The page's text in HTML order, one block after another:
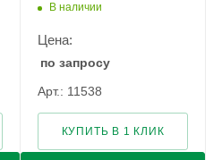
В наличии
Цена:
по запросу
Арт.: 11538
КУПИТЬ В 1 КЛИК